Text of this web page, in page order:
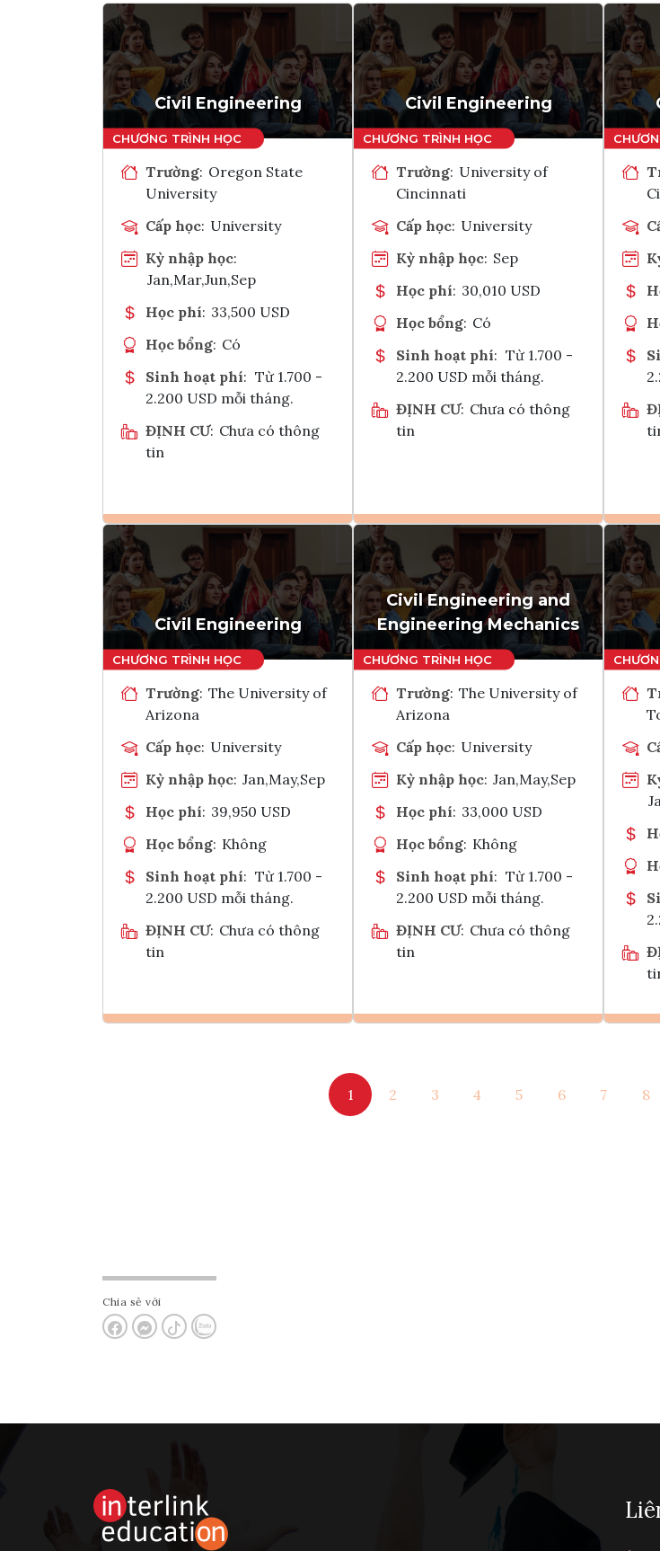
Civil Engineering
Trường: Oregon State
University
Cấp học: University
Kỳ nhập học:
Jan,Mar,Jun,Sep
Học phí: 33,500 USD
Học bổng: Có
Sinh hoạt phí: Từ 1.700 -
2.200 USD mỗi tháng.
ĐỊNH CƯ: Chưa có thông
tin
Ghi danh
Tham vấn Interlink
Civil Engineering
Trường: University of
Cincinnati
Cấp học: University
Kỳ nhập học: Sep
Học phí: 30,010 USD
Học bổng: Có
Sinh hoạt phí: Từ 1.700 -
2.200 USD mỗi tháng.
ĐỊNH CƯ: Chưa có thông
tin
Ghi danh
Tham vấn Interlink
Civil Engineering
Trường: The University of
Arizona
Cấp học: University
Kỳ nhập học: Jan,May,Sep
Học phí: 39,950 USD
Học bổng: Không
Sinh hoạt phí: Từ 1.700 -
2.200 USD mỗi tháng.
ĐỊNH CƯ: Chưa có thông
tin
Civil Engineering and
Engineering Mechanics
Trường: The University of
Arizona
Cấp học: University
Kỳ nhập học: Jan,May,Sep
Học phí: 33,000 USD
Học bổng: Không
Sinh hoạt phí: Từ 1.700 -
2.200 USD mỗi tháng.
ĐỊNH CƯ: Chưa có thông
tin
Tham vấn Interlink
1 2 3 4 5 6 7 8
Chia sẻ với